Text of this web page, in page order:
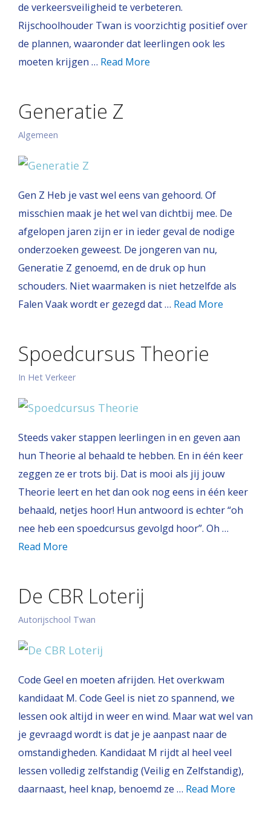
de verkeersveiligheid te verbeteren.
Rijschoolhouder Twan is voorzichtig positief over
de plannen, waaronder dat leerlingen ook les
moeten krijgen … Read More
Generatie Z
Algemeen
Gen Z Heb je vast wel eens van gehoord. Of
misschien maak je het wel van dichtbij mee. De
afgelopen jaren zijn er in ieder geval de nodige
onderzoeken geweest. De jongeren van nu,
Generatie Z genoemd, en de druk op hun
schouders. Niet waarmaken is niet hetzelfde als
Falen Vaak wordt er gezegd dat … Read More
Spoedcursus Theorie
In Het Verkeer
Steeds vaker stappen leerlingen in en geven aan
hun Theorie al behaald te hebben. En in één keer
zeggen ze er trots bij. Dat is mooi als jij jouw
Theorie leert en het dan ook nog eens in één keer
behaald, netjes hoor! Hun antwoord is echter “oh
nee heb een spoedcursus gevolgd hoor”. Oh …
Read More
De CBR Loterij
Autorijschool Twan
Code Geel en moeten afrijden. Het overkwam
kandidaat M. Code Geel is niet zo spannend, we
lessen ook altijd in weer en wind. Maar wat wel van
je gevraagd wordt is dat je je aanpast naar de
omstandigheden. Kandidaat M rijdt al heel veel
lessen volledig zelfstandig (Veilig en Zelfstandig),
daarnaast, heel knap, benoemd ze … Read More